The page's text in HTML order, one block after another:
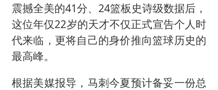
台当局重金为“台独”织“皇帝新衣”
几元成本的AI广告导致千万市值蒸发
老挝国会主席赛宋蓬逝世
酒店回应车内过夜被收150元
震撼全美的41分、24篮板史诗级数据后，
这位年仅22岁的天才不仅正式宣告个人时
代来临，更将自己的身价推向篮球历史的
最高峰。
根据美媒报导，马刺今夏预计备妥一份总